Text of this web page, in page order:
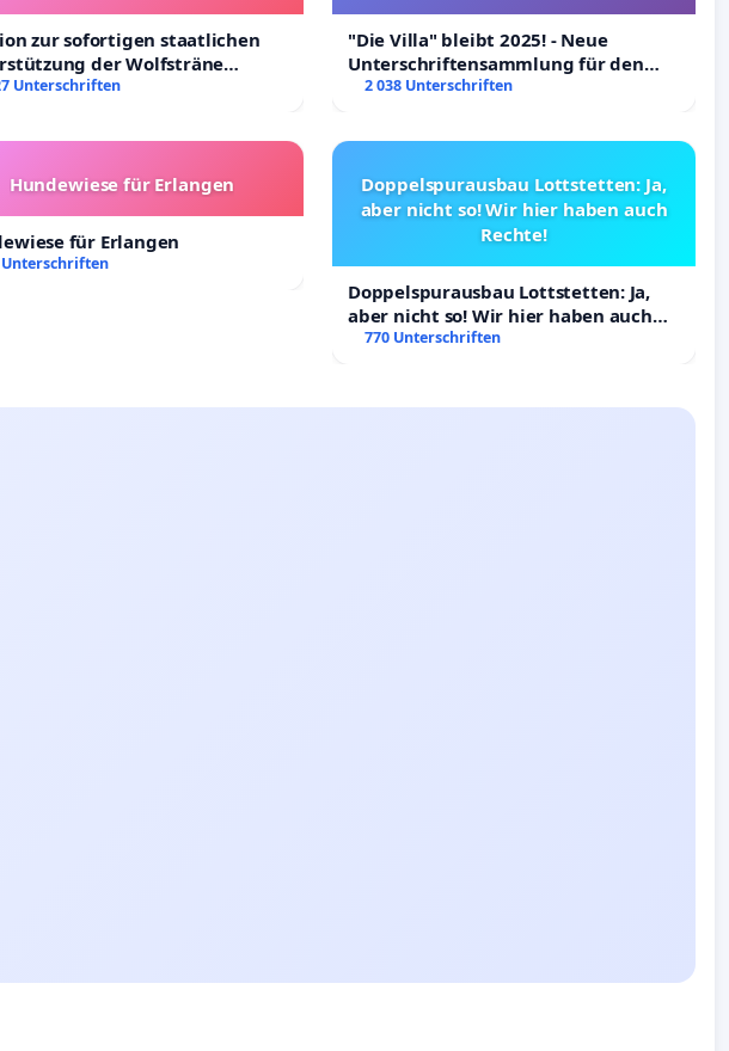
zur sofortigen staatlichen
der Wolfsträne
in der Trauerbewältigung
Unterschriften
"Die Villa" bleibt 2025! - Neue
Unterschriftensammlung für den
Erhalt der Villa
2 038 Unterschriften
Hundewiese für Erlangen
für Erlangen
Unterschriften
Doppelspurausbau Lottstetten: Ja,
aber nicht so! Wir hier haben auch
Rechte!
Doppelspurausbau Lottstetten: Ja,
aber nicht so! Wir hier haben auch
Rechte!
770 Unterschriften